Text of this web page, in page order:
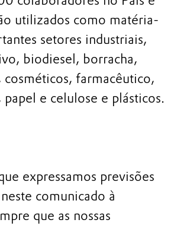
utilizados como matéria-
setores industriais,
biodiesel, borracha,
farmacêutico,
e celulose e plásticos.
expressamos previsões
comunicado à
que as nossas